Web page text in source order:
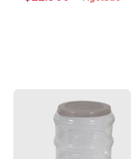
Ver
Seguir